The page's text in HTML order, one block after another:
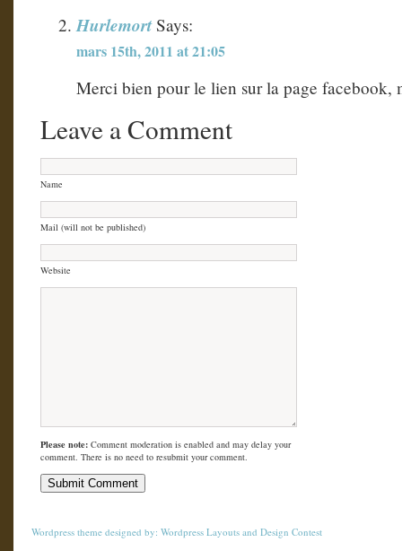
HurlemortSays:
mars 15th, 2011 at 21:05
Merci bien pour le lien sur la page facebook,
Leave a Comment
Name
Mail (will not be published)
Website
Please note: Comment moderation is enabled and may delay your
comment. There is no need to resubmit your comment.
Wordpress theme designed by: Wordpress Layouts and Design Contest